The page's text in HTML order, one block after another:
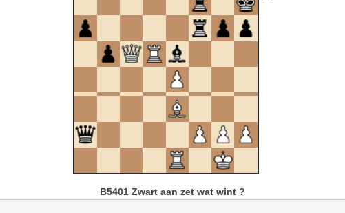
B5401 Zwart aan zet wat wint ?